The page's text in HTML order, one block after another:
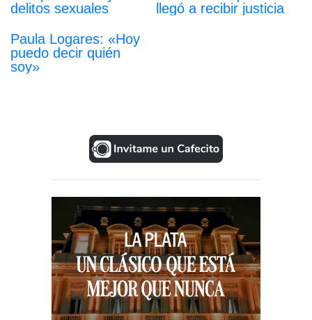
delitos sexuales
llegó a recibir justicia
Paula Logares: «Hoy
puedo decir quién
soy»